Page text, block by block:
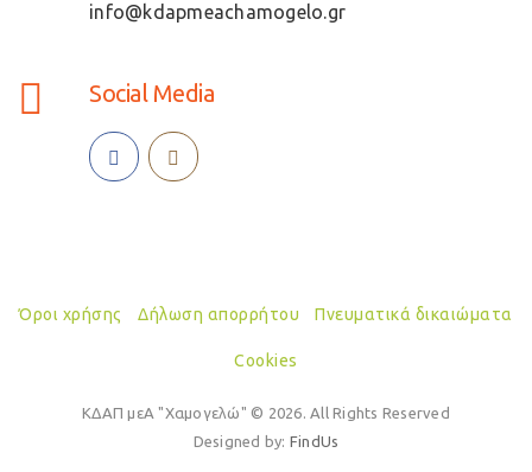
info@kdapmeachamogelo.gr
Social Media
Όροι χρήσης Δήλωση απορρήτου Πνευματικά δικαιώματα
Cookies
ΚΔΑΠ μεΑ "Χαμογελώ" © 2026. All Rights Reserved
Designed by: FindUs